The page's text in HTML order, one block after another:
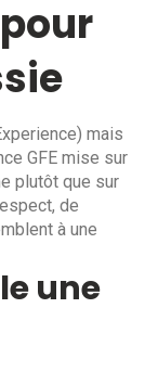
mais
GFE mise sur
plutôt que sur
de
à une
une